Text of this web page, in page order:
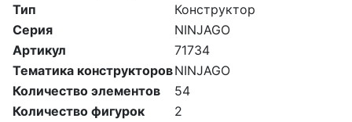
Тип
Конструктор
Серия
NINJAGO
Артикул
71734
Тематика конструкторовNINJAGO
Количество элементов
54
Количество фигурок
2